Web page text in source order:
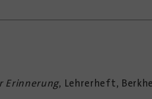
Erinnerung, Lehrerheft,